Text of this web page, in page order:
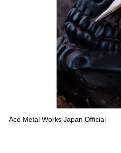
Ace Metal Works Japan Official